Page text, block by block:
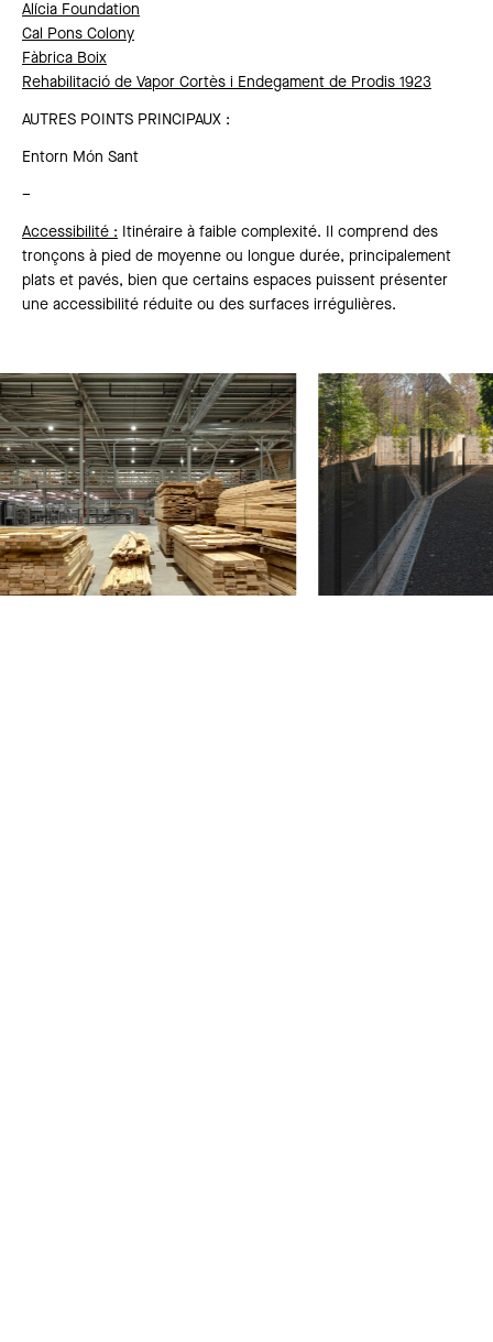
Alícia Foundation
Cal Pons Colony
Fàbrica Boix
Rehabilitació de Vapor Cortès i Endegament de Prodis 1923
AUTRES POINTS PRINCIPAUX :
Entorn Món Sant
–
Accessibilité : Itinéraire à faible complexité. Il comprend des
tronçons à pied de moyenne ou longue durée, principalement
plats et pavés, bien que certains espaces puissent présenter
une accessibilité réduite ou des surfaces irrégulières.